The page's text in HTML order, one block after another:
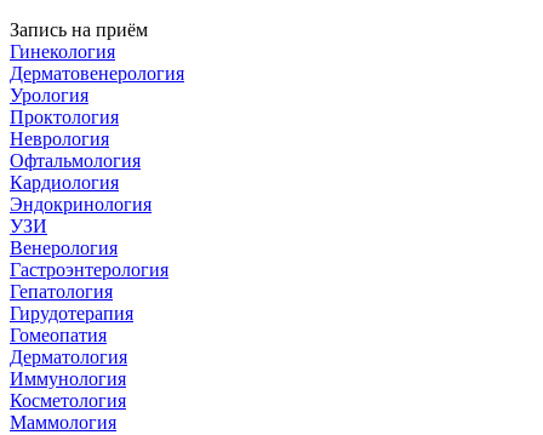
Запись на приём
Гинекология
Дерматовенерология
Урология
Проктология
Неврология
Офтальмология
Кардиология
Эндокринология
УЗИ
Венерология
Гастроэнтерология
Гепатология
Гирудотерапия
Гомеопатия
Дерматология
Иммунология
Косметология
Маммология